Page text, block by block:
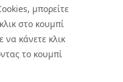
μπορείτε
στο κουμπί
κάνετε κλικ
το κουμπί